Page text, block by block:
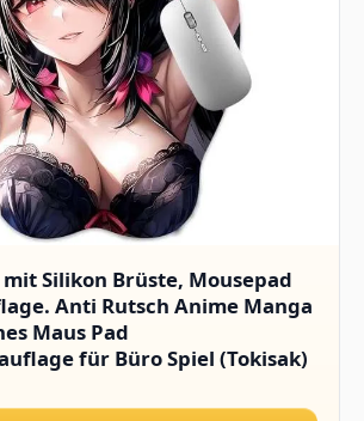
Silikon Brüste, Mousepad
Anti Rutsch Anime Manga
Maus Pad
für Büro Spiel (Tokisak)